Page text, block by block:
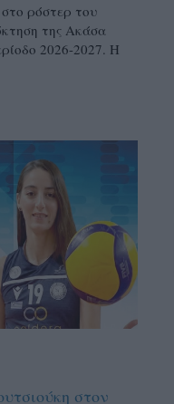
ρόστερ του
της Ακάσα
2026-2027. Η
στον